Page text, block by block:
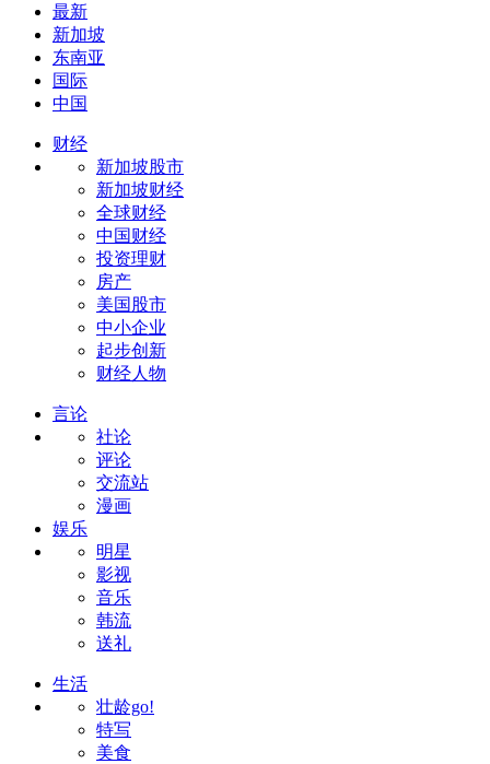
最新
新加坡
东南亚
国际
中国
财经
新加坡股市
新加坡财经
全球财经
中国财经
投资理财
房产
美国股市
中小企业
起步创新
财经人物
言论
社论
评论
交流站
漫画
娱乐
明星
影视
音乐
韩流
送礼
生活
壮龄go!
特写
美食